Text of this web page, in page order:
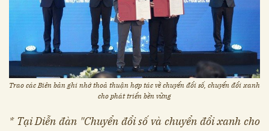
Trao các Biên bản ghi nhớ thoả thuận hợp tác về chuyển đổi số, chuyển đổi xanh
cho phát triển bền vững
* Tại Diễn đàn "Chuyển đổi số và chuyển đổi xanh cho